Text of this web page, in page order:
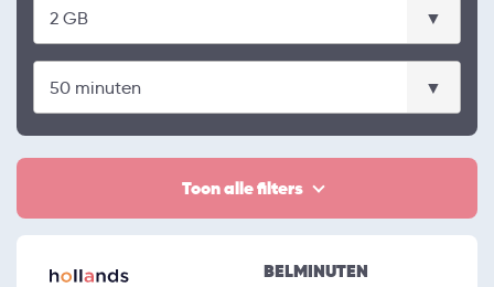
Toon alle filters
BELMINUTEN